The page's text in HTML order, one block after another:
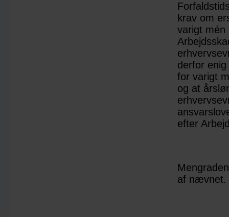
krav om
varigt
derfor
for varigt
og at
efter
af nævnet.